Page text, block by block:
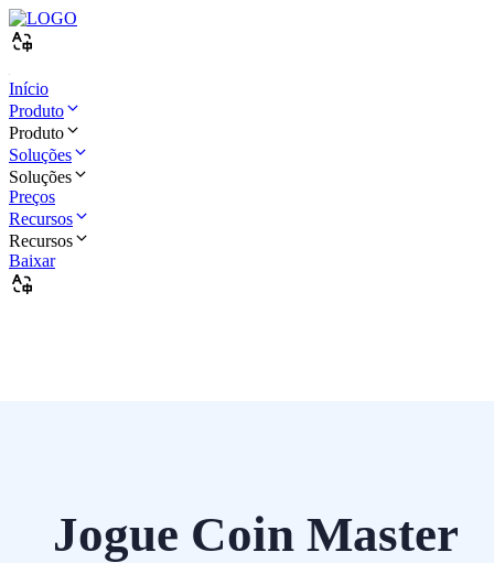
Início
Produto
Produto
Soluções
Soluções
Preços
Recursos
Recursos
Baixar
Jogue Coin Master